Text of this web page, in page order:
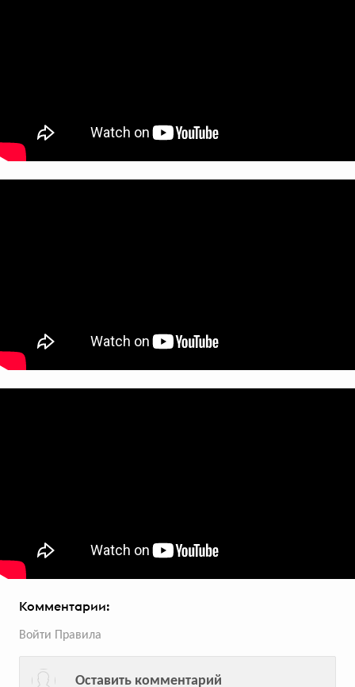
Комментарии:
Войти Правила
Оставить комментарий
Leboman
всего голосов:131
всего голосов: